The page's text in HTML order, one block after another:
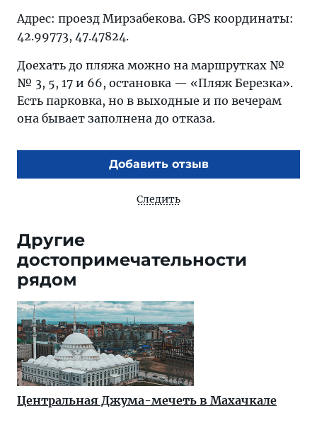
Адрес: проезд Мирзабекова. GPS координаты:
42.99773, 47.47824.
Доехать до пляжа можно на маршрутках №
№ 3, 5, 17 и 66, остановка — «Пляж Березка».
Есть парковка, но в выходные и по вечерам
она бывает заполнена до отказа.
Добавить отзыв
Следить
Другие
достопримечательности
рядом
Центральная Джума-мечеть в Махачкале